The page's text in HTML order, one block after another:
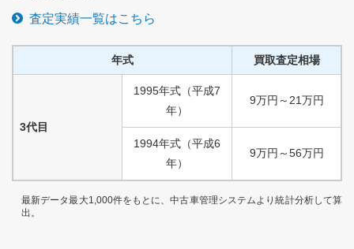
査定実績一覧はこちら
年式 買取査定相場
3代目
1995年式 （平成7
年）
9万円 ～ 21万円
1994年式 （平成6
年）
9万円 ～56万円
最新データ最大1,000件をもとに、中古車管理システムより統計分析して算
出。